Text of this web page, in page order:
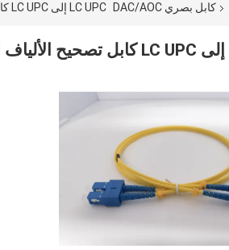
كابل بصري DAC/AOC LC UPC إلى LC UPC كابل تصحيح الألياف المزدوجة OS2 وضع فردي PVC 3.0 مم 1 متر